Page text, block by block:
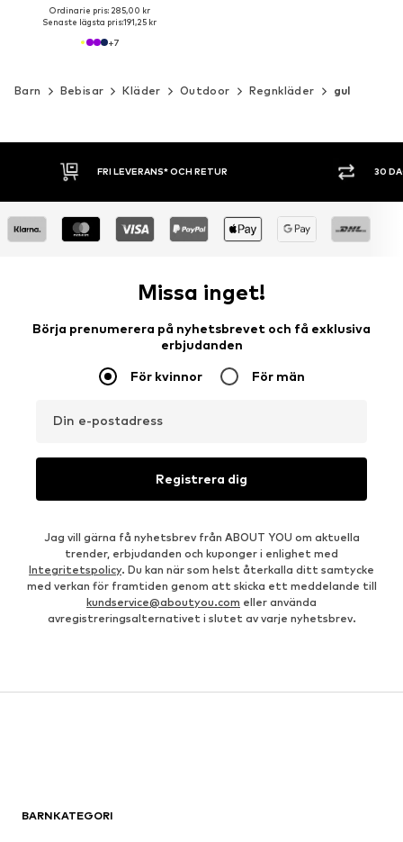
Ordinarie pris: 285,00 kr
Senaste lägsta pris:191,25 kr
+7
Barn Bebisar Kläder Outdoor Regnkläder gul
30 DAGARS ÖPPET KÖP
Missa inget!
Börja prenumerera på nyhetsbrevet och få exklusiva
erbjudanden
För kvinnor För män
Din e-postadress
Registrera dig
Jag vill gärna få nyhetsbrev från ABOUT YOU om aktuella
trender, erbjudanden och kuponger i enlighet med
Integritetspolicy. Du kan när som helst återkalla ditt samtycke
med verkan för framtiden genom att skicka ett meddelande till
kundservice@aboutyou.com eller använda
avregistreringsalternativet i slutet av varje nyhetsbrev.
BARNKATEGORI